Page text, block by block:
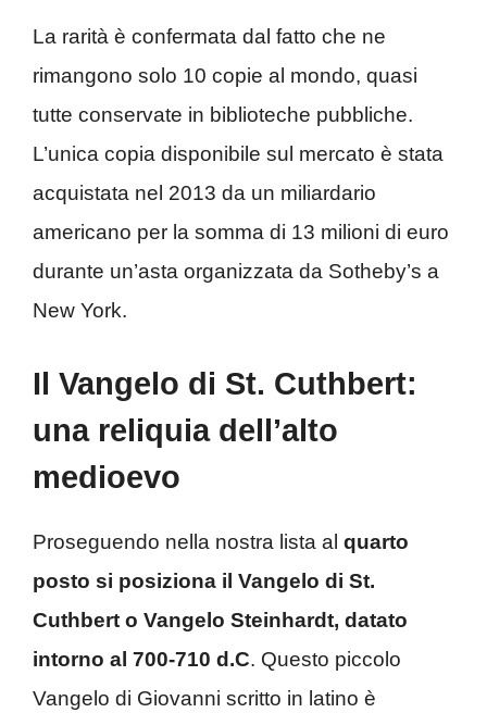
La rarità è confermata dal fatto che ne
rimangono solo 10 copie al mondo, quasi
tutte conservate in biblioteche pubbliche.
L’unica copia disponibile sul mercato è stata
acquistata nel 2013 da un miliardario
americano per la somma di 13 milioni di euro
durante un’asta organizzata da Sotheby’s a
New York.
Il Vangelo di St. Cuthbert:
una reliquia dell’alto
medioevo
Proseguendo nella nostra lista al quarto
posto si posiziona il Vangelo di St.
Cuthbert o Vangelo Steinhardt, datato
intorno al 700-710 d.C. Questo piccolo
Vangelo di Giovanni scritto in latino è